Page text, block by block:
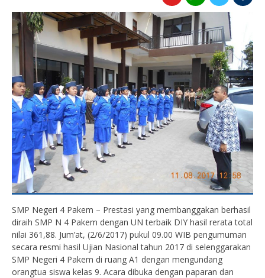
SMP Negeri 4 Pakem – Prestasi yang membanggakan berhasil
diraih SMP N 4 Pakem dengan UN terbaik DIY hasil rerata total
nilai 361,88. Jum’at, (2/6/2017) pukul 09.00 WIB pengumuman
secara resmi hasil Ujian Nasional tahun 2017 di selenggarakan
SMP Negeri 4 Pakem di ruang A1 dengan mengundang
orangtua siswa kelas 9. Acara dibuka dengan paparan dan